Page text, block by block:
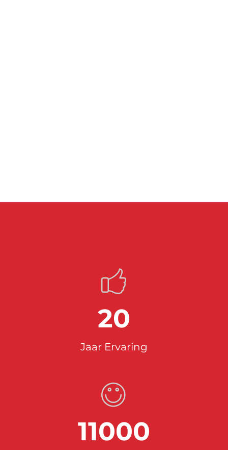
20
Jaar Ervaring
11000